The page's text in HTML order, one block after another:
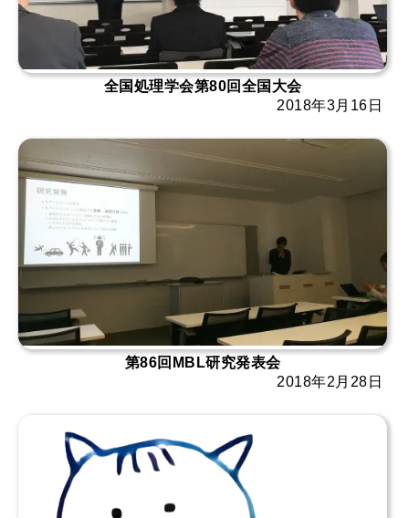
全国処理学会第80回全国大会
2018年3月16日
第86回MBL研究発表会
2018年2月28日